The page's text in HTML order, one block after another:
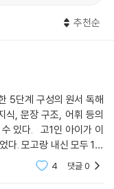
추천순
5단계 구성의 원서 독해
식, 문장 구조, 어휘 등의
아이가 이
다. 모고랑 내신 모두 1등
4 댓글0